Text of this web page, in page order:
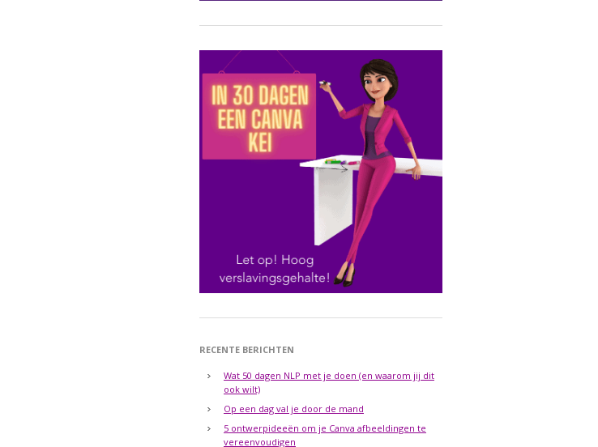
RECENTE BERICHTEN
Wat 50 dagen NLP met je doen (en waarom jij dit
ook wilt)
Op een dag val je door de mand
5 ontwerpideeën om je Canva afbeeldingen te
vereenvoudigen